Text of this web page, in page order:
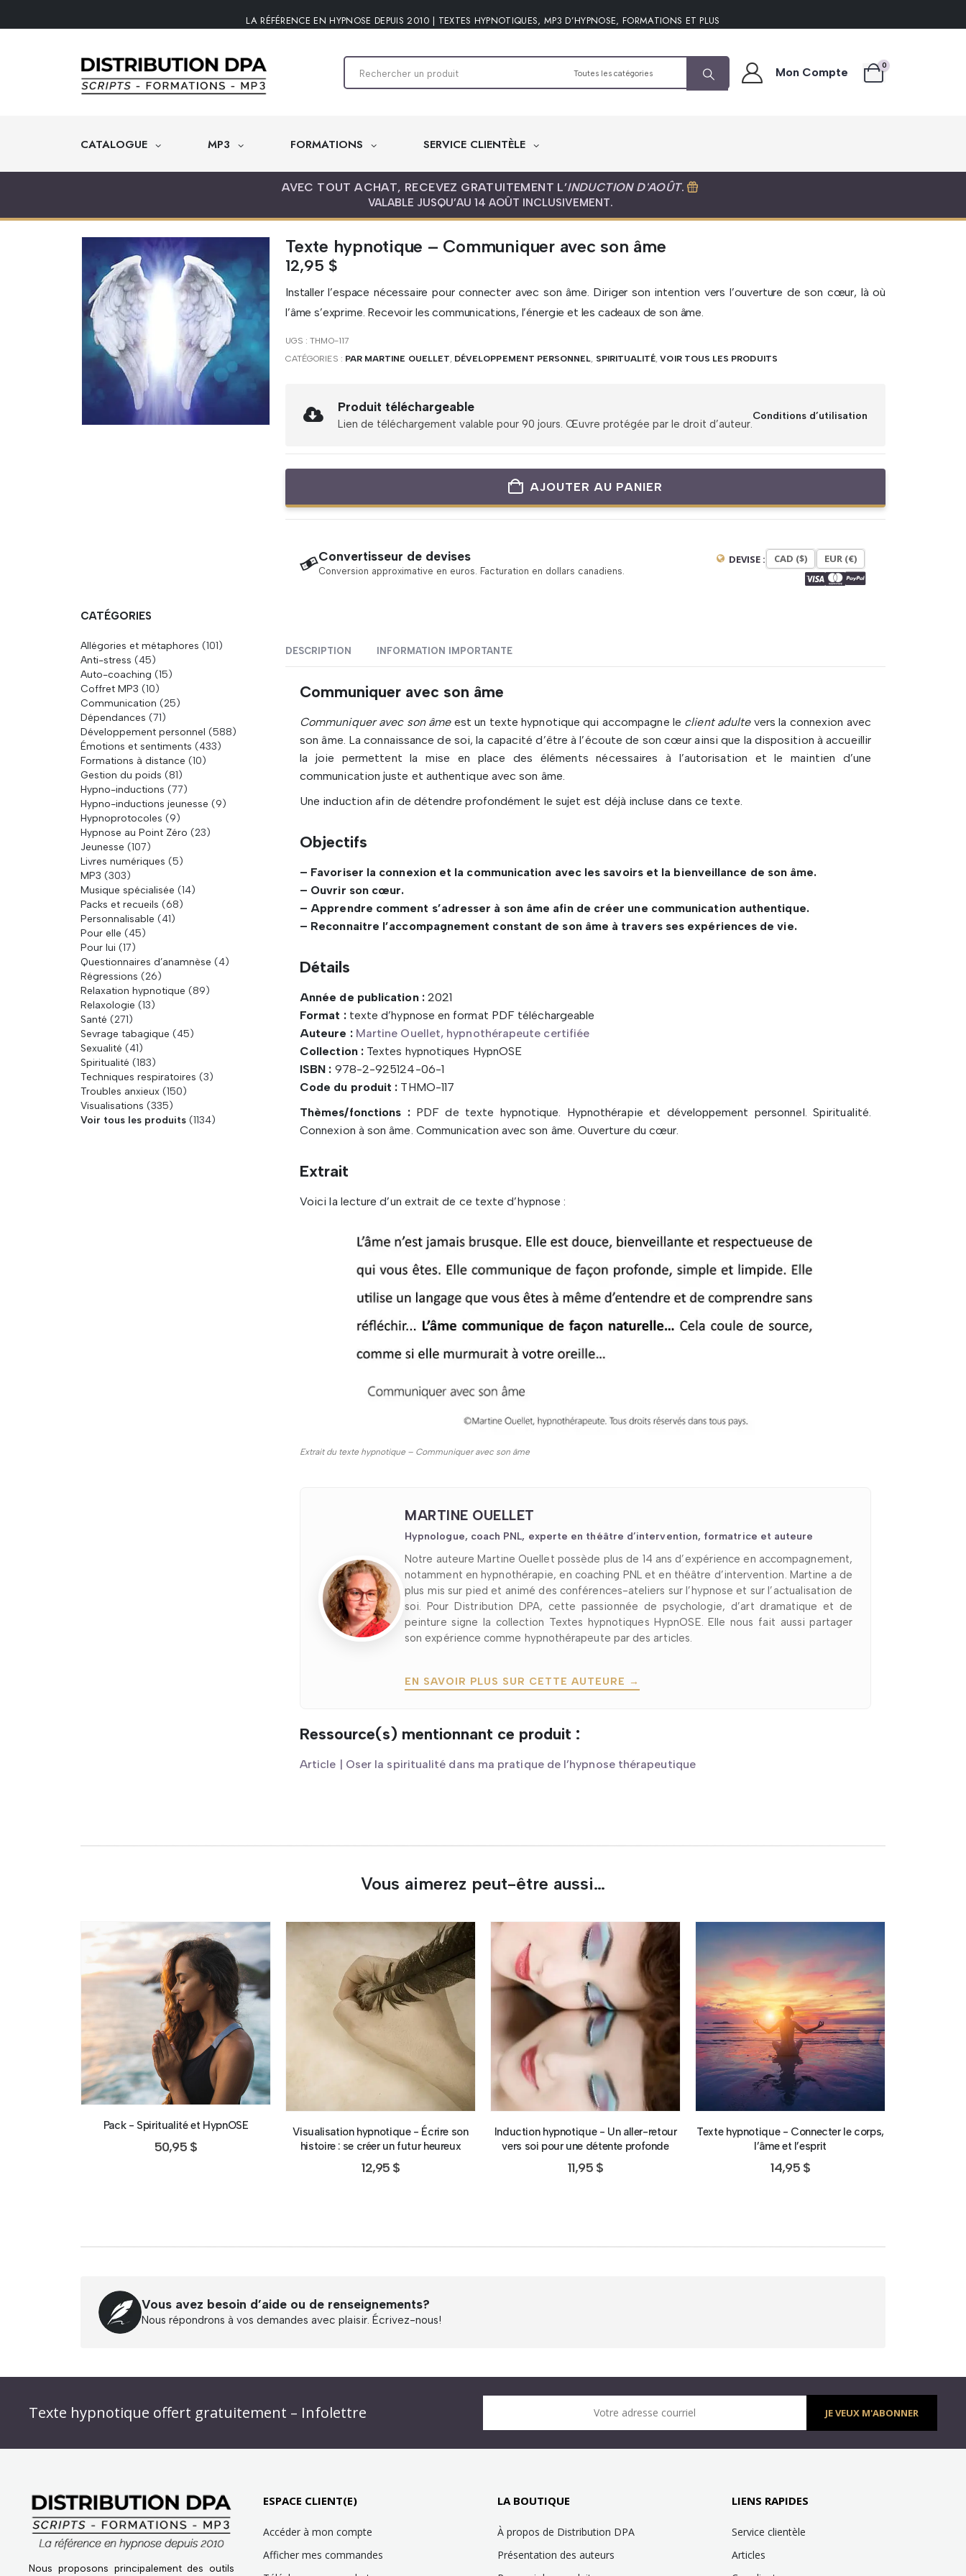
LA RÉFÉRENCE EN HYPNOSE DEPUIS 2010 | TEXTES HYPNOTIQUES, MP3 D’HYPNOSE, FORMATIONS ET PLUS
Mon Compte
0
CATALOGUE MP3 FORMATIONS SERVICE CLIENTÈLE
AVEC TOUT ACHAT, RECEVEZ GRATUITEMENT L’INDUCTION D'AOÛT.
VALABLE JUSQU’AU 14 AOÛT INCLUSIVEMENT.
Texte hypnotique – Communiquer avec son âme
12,95 $
Installer l’espace nécessaire pour connecter avec son âme. Diriger son intention vers l’ouverture de son cœur, là où
l’âme s’exprime. Recevoir les communications, l’énergie et les cadeaux de son âme.
UGS :THMO-117
CATÉGORIES : PAR MARTINE OUELLET, DÉVELOPPEMENT PERSONNEL, SPIRITUALITÉ,VOIR TOUS LES PRODUITS
Produit téléchargeable
Lien de téléchargement valable pour 90 jours. Œuvre protégée par le droit d’auteur.
Conditions d’utilisation
AJOUTER AU PANIER
Convertisseur de devises
Conversion approximative en euros. Facturation en dollars canadiens.
DEVISE : CAD ($) EUR (€)
CATÉGORIES
Allégories et métaphores (101)
Anti-stress (45)
Auto-coaching (15)
Coffret MP3 (10)
Communication (25)
Dépendances (71)
Développement personnel (588)
Émotions et sentiments (433)
Formations à distance (10)
Gestion du poids (81)
Hypno-inductions (77)
Hypno-inductions jeunesse (9)
Hypnoprotocoles (9)
Hypnose au Point Zéro (23)
Jeunesse (107)
Livres numériques (5)
MP3 (303)
Musique spécialisée (14)
Packs et recueils (68)
Personnalisable (41)
Pour elle (45)
Pour lui (17)
Questionnaires d’anamnèse (4)
Régressions (26)
Relaxation hypnotique (89)
Relaxologie (13)
Santé (271)
Sevrage tabagique (45)
Sexualité (41)
Spiritualité (183)
Techniques respiratoires (3)
Troubles anxieux (150)
Visualisations (335)
Voir tous les produits (1134)
DESCRIPTION INFORMATION IMPORTANTE
Communiquer avec son âme
Communiquer avec son âmeest un texte hypnotique qui accompagne le client adultevers la connexion avec
son âme. La connaissance de soi, la capacité d’être à l’écoute de son cœur ainsi que la disposition à accueillir
la joie permettent la mise en place des éléments nécessaires à l’autorisation et le maintien d’une
communication juste et authentique avec son âme.
Une induction afin de détendre profondément le sujet est déjà incluse dans ce texte.
Objectifs
– Favoriser la connexion et la communication avec les savoirs et la bienveillance de son âme.
– Ouvrir son cœur.
– Apprendre comment s’adresser à son âme afin de créer une communication authentique.
– Reconnaitre l’accompagnement constant de son âme à travers ses expériences de vie.
Détails
Année de publication :2021
Format :texte d’hypnose en format PDF téléchargeable
Auteure : Martine Ouellet, hypnothérapeute certifiée
Collection :Textes hypnotiques HypnOSE
ISBN : 978-2-925124-06-1
Code du produit : THMO-117
Thèmes/fonctions :PDF de texte hypnotique. Hypnothérapie et développement personnel. Spiritualité.
Connexion à son âme. Communication avec son âme. Ouverture du cœur.
Extrait
Voici la lecture d’un extrait de ce texte d’hypnose :
Extrait du texte hypnotique – Communiquer avec son âme
MARTINE OUELLET
Hypnologue, coach PNL, experte en théâtre d’intervention, formatrice et auteure
Notre auteure Martine Ouellet possède plus de 14 ans d’expérience en accompagnement,
notamment en hypnothérapie, en coaching PNL et en théâtre d’intervention. Martine a de
plus mis sur pied et animé des conférences-ateliers sur l’hypnose et sur l’actualisation de
soi. Pour Distribution DPA, cette passionnée de psychologie, d’art dramatique et de
peinture signe la collection Textes hypnotiques HypnOSE. Elle nous fait aussi partager
son expérience comme hypnothérapeute par des articles.
EN SAVOIR PLUS SUR CETTE AUTEURE →
Ressource(s) mentionnant ce produit :
Article | Oser la spiritualité dans ma pratique de l’hypnose thérapeutique
Vous aimerez peut-être aussi…
Pack - Spiritualité et HypnOSE
50,95 $
Visualisation hypnotique - Écrire son
histoire : se créer un futur heureux
12,95 $
Induction hypnotique - Un aller-retour
vers soi pour une détente profonde
11,95 $
Texte hypnotique - Connecter le corps,
l’âme et l’esprit
14,95 $
Vous avez besoin d’aide ou de renseignements?
Nous répondrons à vos demandes avec plaisir. Écrivez-nous!
Texte hypnotique offert gratuitement – Infolettre
Votre adresse courriel JE VEUX M'ABONNER
Nous proposons principalement des outils
ESPACE CLIENT(E)
Accéder à mon compte
Afficher mes commandes
LA BOUTIQUE
À propos de Distribution DPA
Présentation des auteurs
LIENS RAPIDES
Service clientèle
Articles